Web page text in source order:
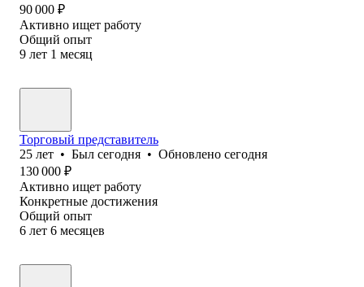
90 000 ₽
Активно ищет работу
Общий опыт
9 лет 1 месяц
Торговый представитель
25 лет • Был сегодня • Обновлено сегодня
130 000 ₽
Активно ищет работу
Конкретные достижения
Общий опыт
6 лет 6 месяцев